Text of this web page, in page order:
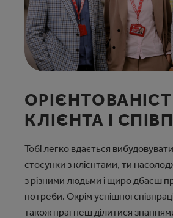
КЛІЄНТА І
Тобі легко вдається
стосунки з клієнтами, ти
з різними людьми і щиро дбаєш
потреби. Окрім успішної
також прагнеш ділитися знаннями